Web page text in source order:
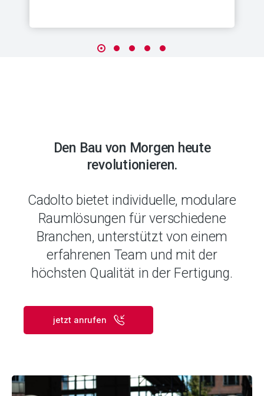
Den Bau von Morgen heute
revolutionieren.
Cadolto bietet individuelle, modulare
Raumlösungen für verschiedene
Branchen, unterstützt von einem
erfahrenen Team und mit der
höchsten Qualität in der Fertigung.
jetzt anrufen